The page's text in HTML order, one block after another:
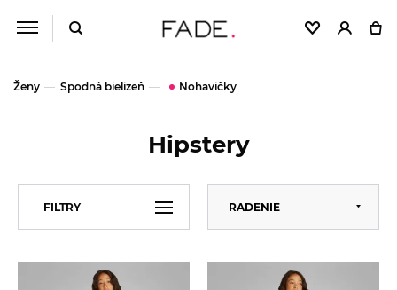
Ženy Spodná bielizeň Nohavičky
Hipstery
FILTRY RADENIE
Predvolené
Abecedne
Od najdrahšieho